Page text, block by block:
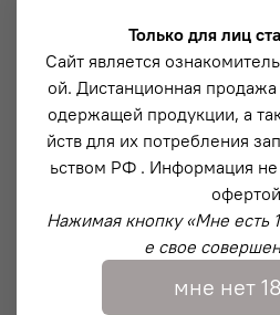
нержавеющей стали и
эффектной продувкой из-под
водопад). Данная система
компанией в 2019 году и
сей день.
Описание
Магнитный коннектор на
“Magnet Shield” – которая
физического воздействия и
Только для лиц
Сайт является
ой. Дистанционная
одержащей продукции, а
йств для их потребления
ьством РФ . Информация не
Нажимая кнопку «Мне есть
е свое
мне нет